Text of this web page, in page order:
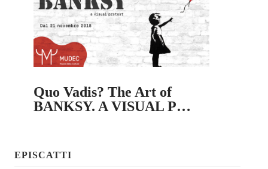
Quo Vadis? The Art of
BANKSY. A VISUAL P…
EPISCATTI